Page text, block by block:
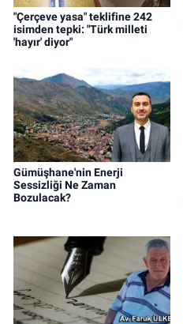
"Çerçeve yasa" teklifine 242
isimden tepki: "Türk milleti
'hayır' diyor"
Gümüşhane'nin Enerji
Sessizliği Ne Zaman
Bozulacak?